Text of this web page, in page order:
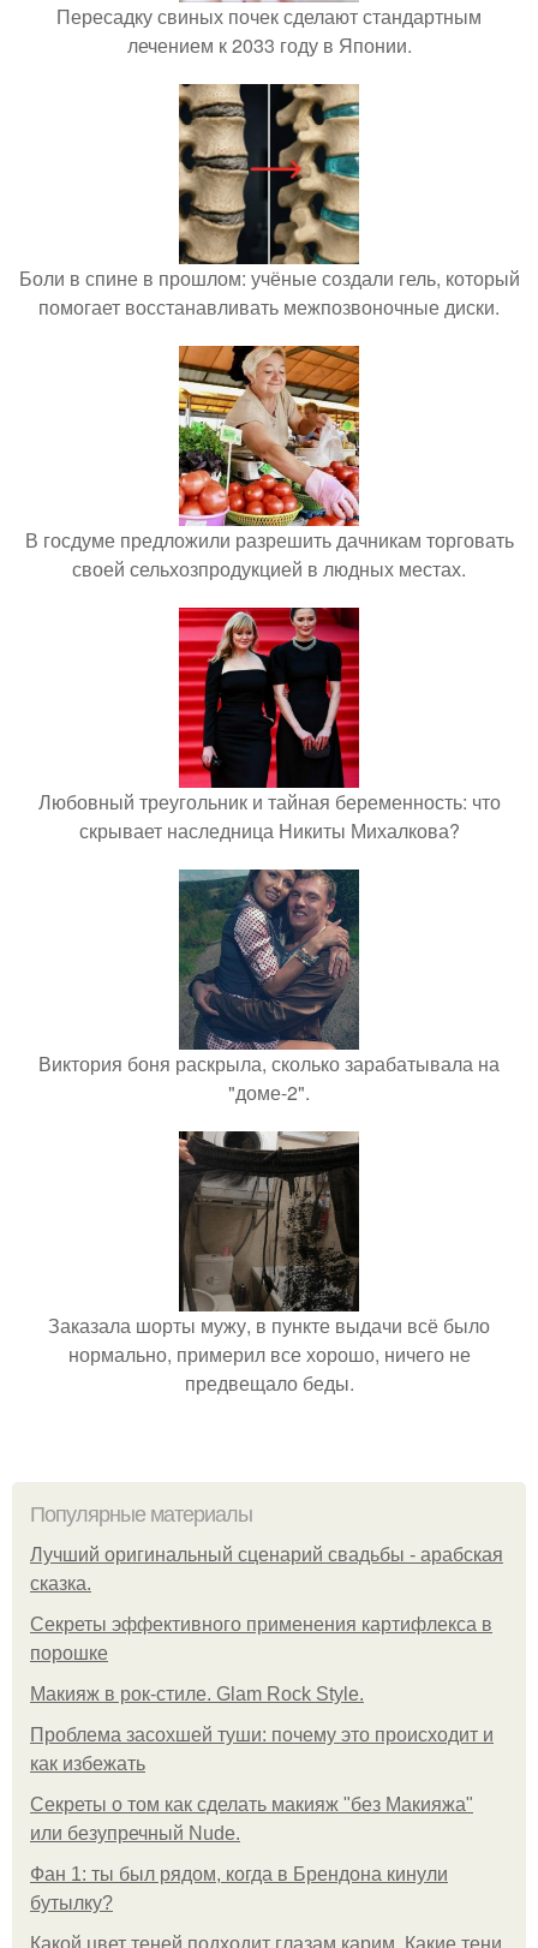
Пересадку свиных почек сделают стандартным
лечением к 2033 году в Японии.
Боли в спине в прошлом: учёные создали гель, который
помогает восстанавливать межпозвоночные диски.
В госдуме предложили разрешить дачникам торговать
своей сельхозпродукцией в людных местах.
Любовный треугольник и тайная беременность: что
скрывает наследница Никиты Михалкова?
Виктория боня раскрыла, сколько зарабатывала на
"доме-2".
Заказала шорты мужу, в пункте выдачи всё было
нормально, примерил все хорошо, ничего не
предвещало беды.
Популярные материалы
Лучший оригинальный сценарий свадьбы - арабская
сказка.
Секреты эффективного применения картифлекса в
порошке
Макияж в рок-стиле. Glam Rock Style.
Проблема засохшей туши: почему это происходит и
как избежать
Секреты о том как сделать макияж "без Макияжа"
или безупречный Nude.
Фан 1: ты был рядом, когда в Брендона кинули
бутылку?
Какой цвет теней подходит глазам карим. Какие тени